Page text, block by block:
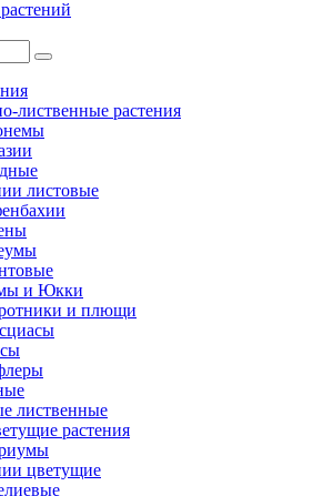
лиственные растения
листовые
и Юкки
и плющи
лиственные
растения
цветущие